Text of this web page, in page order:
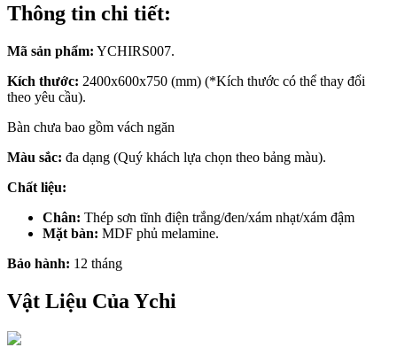
Thông tin chi tiết:
Mã sản phẩm: YCHIRS007.
Kích thước: 2400x600x750 (mm) (*Kích thước có thể thay đổi
theo yêu cầu).
Bàn chưa bao gồm vách ngăn
Màu sắc: đa dạng (Quý khách lựa chọn theo bảng màu).
Chất liệu:
Chân: Thép sơn tĩnh điện trắng/đen/xám nhạt/xám đậm
Mặt bàn: MDF phủ melamine.
Bảo hành: 12 tháng
Vật Liệu Của Ychi